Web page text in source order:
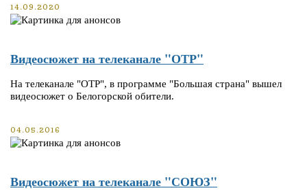
14.09.2020
Видеосюжет на телеканале "ОТР"
На телеканале "ОТР", в программе "Большая страна" вышел
видеосюжет о Белогорской обители.
04.05.2016
Видеосюжет на телеканале "СОЮЗ"